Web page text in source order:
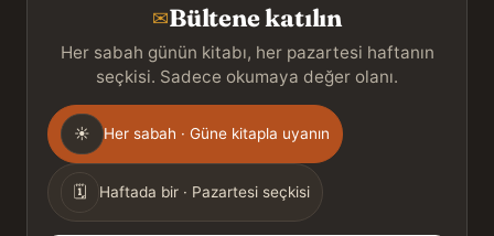
✉Bültene katılın
Her sabah günün kitabı, her pazartesi haftanın
seçkisi. Sadece okumaya değer olanı.
Gönderim
sıklığı
☀ Her sabah · Güne kitapla uyanın
🗓 Haftada bir · Pazartesi seçkisi